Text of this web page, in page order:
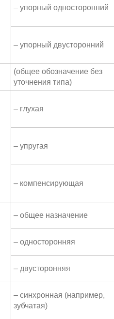
– упорный односторонний
– упорный двусторонний
(общее обозначение без
уточнения типа)
– глухая
– упругая
– компенсирующая
– общее назначение
– односторонняя
– двусторонняя
– синхронная (например,
зубчатая)